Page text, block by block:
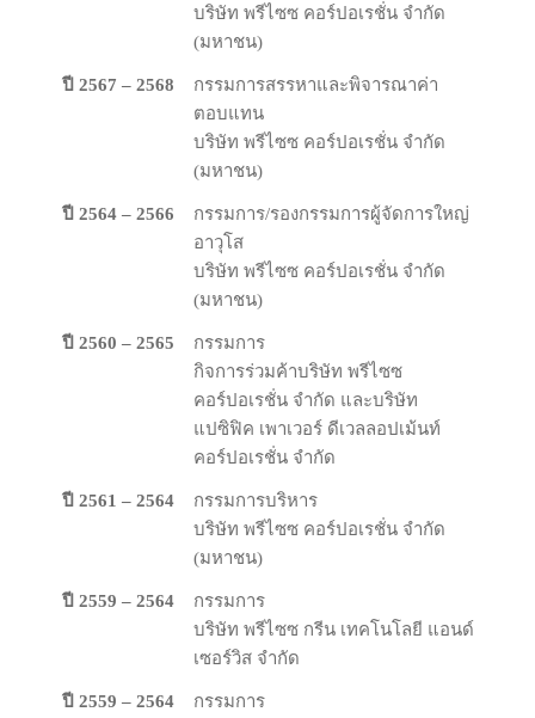
บริษัท พรีไซซ คอร์ปอเรชั่น จำกัด
(มหาชน)
ปี 2567 – 2568
กรรมการสรรหาและพิจารณาค่า
ตอบแทน
บริษัท พรีไซซ คอร์ปอเรชั่น จำกัด
(มหาชน)
ปี 2564 – 2566
กรรมการ/รองกรรมการผู้จัดการใหญ่
อาวุโส
บริษัท พรีไซซ คอร์ปอเรชั่น จำกัด
(มหาชน)
ปี 2560 – 2565
กรรมการ
กิจการร่วมค้าบริษัท พรีไซซ
คอร์ปอเรชั่น จํากัด และบริษัท
แปซิฟิค เพาเวอร์ ดีเวลลอปเม้นท์
คอร์ปอเรชั่น จำกัด
ปี 2561 – 2564
กรรมการบริหาร
บริษัท พรีไซซ คอร์ปอเรชั่น จํากัด
(มหาชน)
ปี 2559 – 2564
กรรมการ
บริษัท พรีไซซ กรีน เทคโนโลยี แอนด์
เซอร์วิส จํากัด
ปี 2559 – 2564
กรรมการ